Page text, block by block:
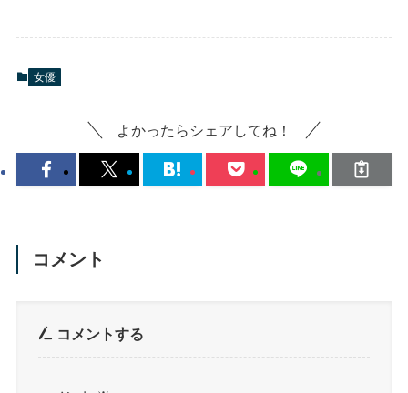
女優
よかったらシェアしてね！
コメント
コメントする